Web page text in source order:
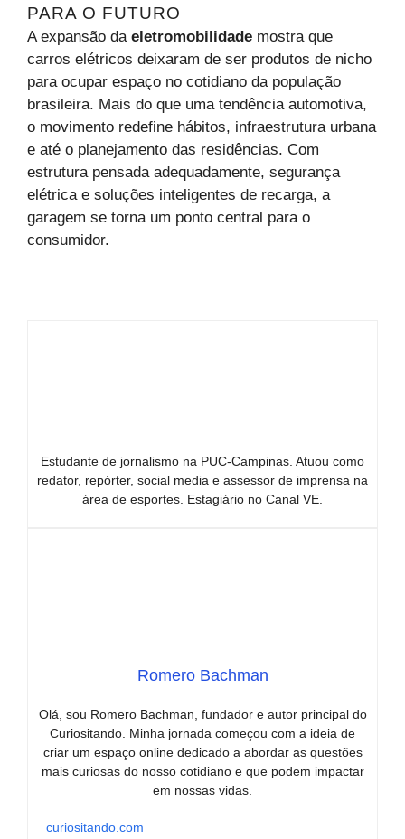
PARA O FUTURO
A expansão da eletromobilidade mostra que
carros elétricos deixaram de ser produtos de nicho
para ocupar espaço no cotidiano da população
brasileira. Mais do que uma tendência automotiva,
o movimento redefine hábitos, infraestrutura urbana
e até o planejamento das residências. Com
estrutura pensada adequadamente, segurança
elétrica e soluções inteligentes de recarga, a
garagem se torna um ponto central para o
consumidor.
Estudante de jornalismo na PUC-Campinas. Atuou como
redator, repórter, social media e assessor de imprensa na
área de esportes. Estagiário no Canal VE.
Romero Bachman
Olá, sou Romero Bachman, fundador e autor principal do
Curiositando. Minha jornada começou com a ideia de
criar um espaço online dedicado a abordar as questões
mais curiosas do nosso cotidiano e que podem impactar
em nossas vidas.
curiositando.com